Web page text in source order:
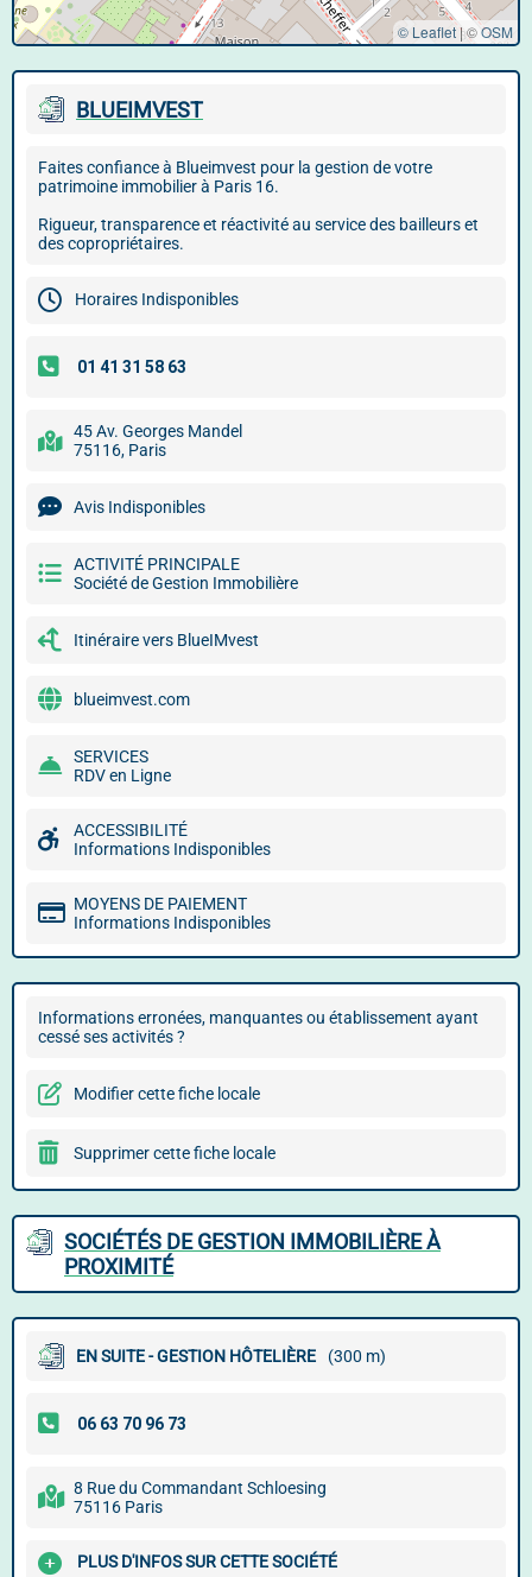
© Leaflet|©OSM
BLUEIMVEST
Faites confiance à Blueimvest pour la gestion de votre
patrimoine immobilier à Paris 16.
Rigueur, transparence et réactivité au service des bailleurs et
des copropriétaires.
Horaires Indisponibles
45 Av. Georges Mandel
75116, Paris
Avis Indisponibles
ACTIVITÉ PRINCIPALE
Société de Gestion Immobilière
Itinéraire vers BlueIMvest
blueimvest.com
SERVICES
RDV en Ligne
ACCESSIBILITÉ
Informations Indisponibles
MOYENS DE PAIEMENT
Informations Indisponibles
Informations erronées, manquantes ou établissement ayant
cessé ses activités ?
Modifier cette fiche locale
Supprimer cette fiche locale
SOCIÉTÉS DE GESTION IMMOBILIÈRE À
PROXIMITÉ
EN SUITE - GESTION HÔTELIÈRE (300 m)
8 Rue du Commandant Schloesing
75116 Paris
PLUS D'INFOS SUR CETTE SOCIÉTÉ